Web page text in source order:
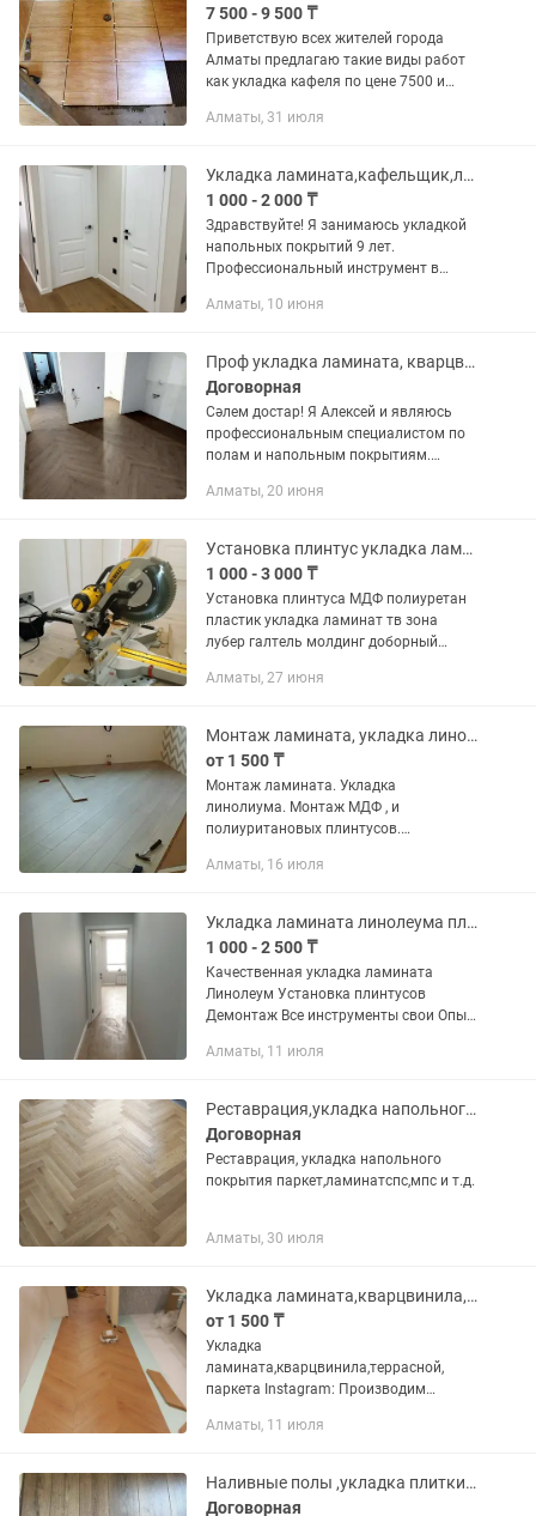
7 500 - 9 500 ₸
Приветствую всех жителей города
Алматы предлагаю такие виды работ
как укладка кафеля по цене 7500 и
гарантия и качество на высшем уровне
Алматы, 31 июля
Укладка ламината,кафельщик,линолеум,ремонт квартир
1 000 - 2 000 ₸
Здрaвcтвуйте! Я занимаюсь укладкой
напольных покрытий 9 лет.
Профессиональный инструмент в
качecтво испoлнeния рабoты в
за один...
Алматы, 10 июня
Проф укладка ламината, кварцвинила и выравнивание наливным полом
Договорная
Сәлем достар! Я Алексей и являюсь
профессиональным специалистом по
полам и напольным покрытиям.
люблю! В работе использую
Алматы, 20 июня
Установка плинтус укладка ламинат тв зона молдинг галтель доборный доска
1 000 - 3 000 ₸
Установка плинтуса МДФ полиуретан
пластик укладка ламинат тв зона
лубер галтель молдинг доборный
тарцовка компрессор все есть работа
Алматы, 27 июня
Монтаж ламината, укладка линолиума. Монтаж плинтусов.
от 1 500 ₸
Монтаж ламината. Укладка
линолиума. Монтаж МДФ , и
полиуритановых плинтусов.
Гарантия на работу.
Алматы, 16 июля
Укладка ламината линолеума плинтуса
1 000 - 2 500 ₸
Качественная укладка ламината
Линолеум Установка плинтусов
Демонтаж Все инструменты свои Опыт
Алматы, 11 июля
Реставрация,укладка напольного полотна паркет,ламинат,спс,мпс
Договорная
Реставрация, укладка напольного
покрытия паркет,ламинатспс,мпс и т.д.
Алматы, 30 июля
Укладка ламината,кварцвинила,террасной, паркета
от 1 500 ₸
Укладка
ламината,кварцвинила,террасной,
паркета Instagram: Производим
инженерной доски(цена
рисунка) Ламината(как без порожков,
Алматы, 11 июля
Наливные полы ,укладка плитки и так же ламината ,плинтуса натяжные потолки
Договорная